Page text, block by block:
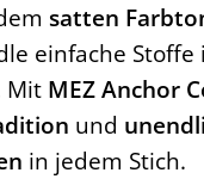
satten
einfache Stoffe
Mit MEZ Anchor
und
in jedem Stich.